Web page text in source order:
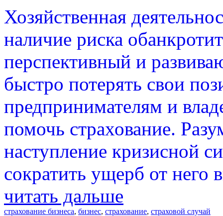
Хозяйственная
наличие риска
перспективный и
быстро потерять свои
предпринимателям и
помочь страхование.
наступление кризисной
сократить ущерб от него
читать дальше
страхование бизнеса, бизнес, страхование, страховой случай